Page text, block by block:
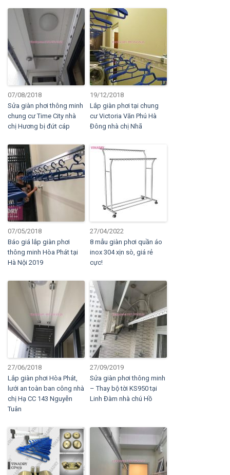
07/08/2018
Sửa giàn phơi thông minh
chung cư Time City nhà
chị Hương bị đứt cáp
19/12/2018
Lắp giàn phơi tại chung
cư Victoria Văn Phú Hà
Đông nhà chị Nhã
07/05/2018
Báo giá lắp giàn phơi
thông minh Hòa Phát tại
Hà Nội 2019
27/04/2022
8 mẫu giàn phơi quần áo
inox 304 xịn sò, giá rẻ
cực!
27/06/2018
Lắp giàn phơi Hòa Phát,
lưới an toàn ban công nhà
chị Hạ CC 143 Nguyễn
Tuân
27/09/2019
Sửa giàn phơi thông minh
– Thay bộ tời KS950 tại
Linh Đàm nhà chú Hồ